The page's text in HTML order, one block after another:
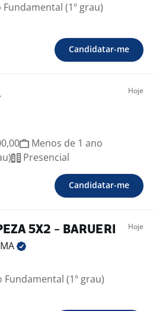
Fundamental (1º grau)
Candidatar-me
Hoje
Menos de 1 ano
Presencial
Candidatar-me
5X2 - BARUERI Hoje
Fundamental (1º grau)